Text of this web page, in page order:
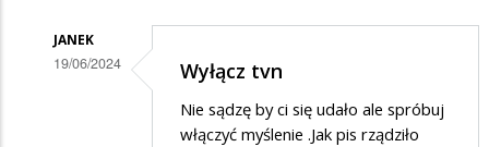
JANEK
19/06/2024 Wyłącz tvn
Nie sądzę by ci się udało ale spróbuj
włączyć myślenie .Jak pis rządziło